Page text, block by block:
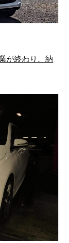
が終わり、納